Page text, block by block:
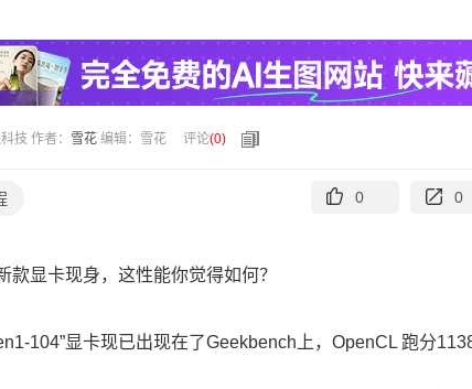
技 作者： 雪花 编辑：雪花 评论(0)
0 0
款显卡现身，这性能你觉得如何？
104”显卡现已出现在了Geekbench上，OpenCL 跑分